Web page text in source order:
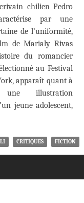
chilien Pedro
par une
de l’uniformité,
de Marialy Rivas
du romancier
au Festival
apparaît quant à
illustration
jeune adolescent,
CRITIQUES FICTION